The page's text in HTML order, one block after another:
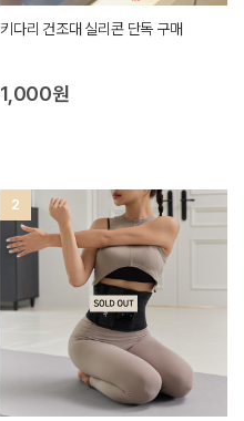
키다리 건조대 실리콘 단독 구매
1,000원
2